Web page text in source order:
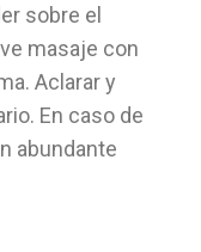
sobre el
masaje con
Aclarar y
En caso de
abundante